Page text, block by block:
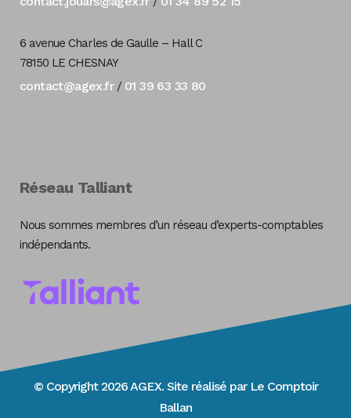
6 avenue Charles de Gaulle – Hall C
78150 LE CHESNAY
contact@agex.fr/ 01 39 63 33 80
Réseau Talliant
Nous sommes membres d’un réseau d’experts-comptables
indépendants.
© Copyright 2026 AGEX. Site réalisé par Le Comptoir
Ballan